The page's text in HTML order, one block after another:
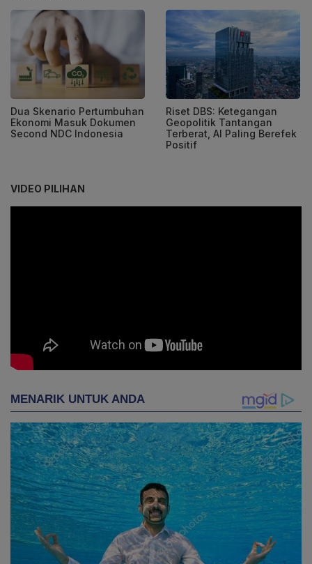
Dua Skenario Pertumbuhan
Ekonomi Masuk Dokumen
Second NDC Indonesia
Riset DBS: Ketegangan
Geopolitik Tantangan
Terberat, AI Paling Berefek
Positif
VIDEO PILIHAN